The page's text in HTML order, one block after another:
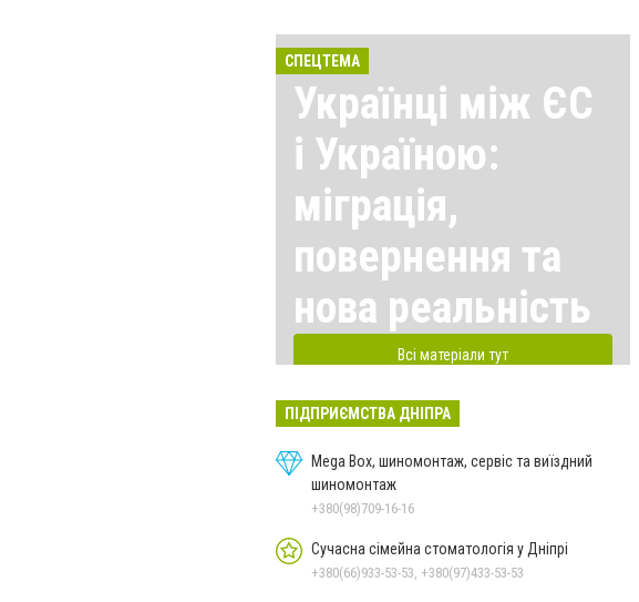
СПЕЦТЕМА
Українці між ЄС
і Україною:
міграція,
повернення та
нова реальність
Всі матеріали тут
ПІДПРИЄМСТВА ДНІПРА
Mega Box, шиномонтаж, сервіс та виїздний
шиномонтаж
+380(98)709-16-16
Сучасна сімейна стоматологія у Дніпрі
+380(66)933-53-53, +380(97)433-53-53